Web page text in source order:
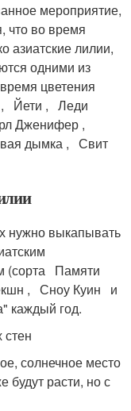
мероприятие,
что во время
азиатские лилии,
одними из
цветения
, Йети , Леди
Дженифер ,
дымка , Свит
нужно выкапывать
(сорта Памяти
, Сноу Куин и
каждый год.
солнечное место
будут расти, но с